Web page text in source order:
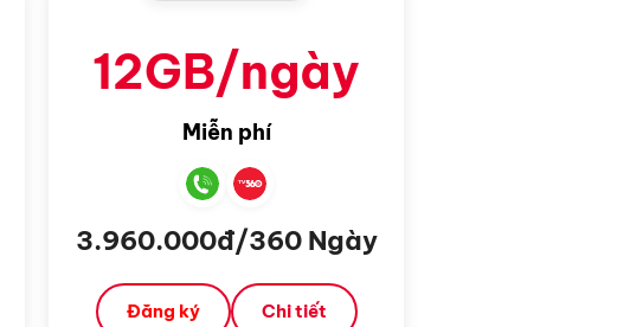
12GB/ngày
Miễn phí
3.960.000đ/360 Ngày
Đăng ký Chi tiết